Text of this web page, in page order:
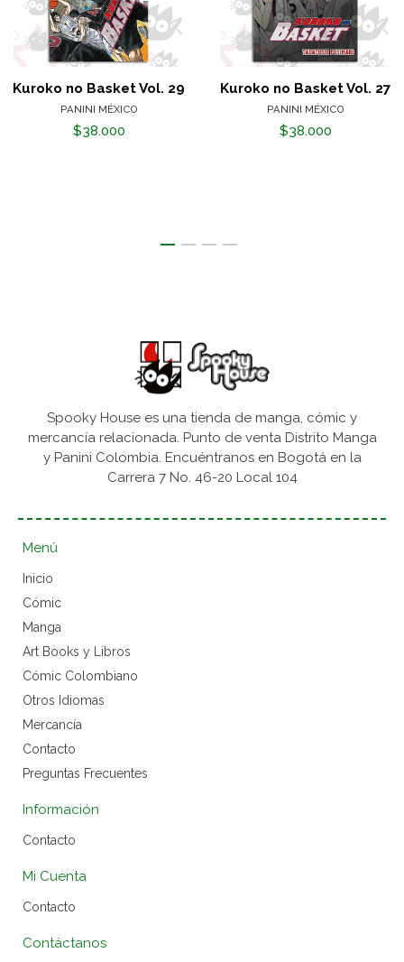
Kuroko no Basket Vol. 29
PANINI MÉXICO
$38.000
Kuroko no Basket Vol. 27
PANINI MÉXICO
$38.000
Spooky House es una tienda de manga, cómic y
mercancía relacionada. Punto de venta Distrito Manga
y Panini Colombia. Encuéntranos en Bogotá en la
Carrera 7 No. 46-20 Local 104
Menú
Inicio
Cómic
Manga
Art Books y Libros
Cómic Colombiano
Otros Idiomas
Mercancía
Contacto
Preguntas Frecuentes
Información
Contacto
Mi Cuenta
Contacto
Contáctanos